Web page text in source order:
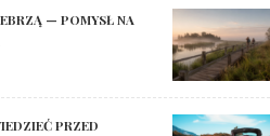
— POMYSŁ NA
PRZED